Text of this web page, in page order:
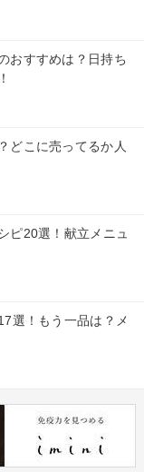
おすすめは？日持ち
どこに売ってるか人
ピ20選！献立メニュ
選！もう一品は？メ